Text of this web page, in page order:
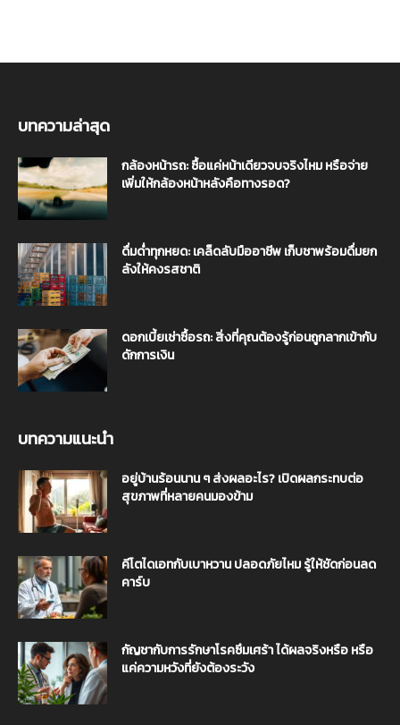
บทความล่าสุด
กล้องหน้ารถ: ซื้อแค่หน้าเดียวจบจริงไหม หรือจ่าย
เพิ่มให้กล้องหน้าหลังคือทางรอด?
ดื่มด่ำทุกหยด: เคล็ดลับมืออาชีพ เก็บชาพร้อมดื่มยก
ลังให้คงรสชาติ
ดอกเบี้ยเช่าซื้อรถ: สิ่งที่คุณต้องรู้ก่อนถูกลากเข้ากับ
ดักการเงิน
บทความแนะนำ
อยู่บ้านร้อนนาน ๆ ส่งผลอะไร? เปิดผลกระทบต่อ
สุขภาพที่หลายคนมองข้าม
คีโตไดเอทกับเบาหวาน ปลอดภัยไหม รู้ให้ชัดก่อนลด
คาร์บ
กัญชากับการรักษาโรคซึมเศร้า ได้ผลจริงหรือ หรือ
แค่ความหวังที่ยังต้องระวัง